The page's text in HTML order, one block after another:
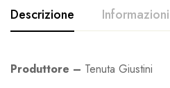
Descrizione
Produttore – Tenuta Giustini